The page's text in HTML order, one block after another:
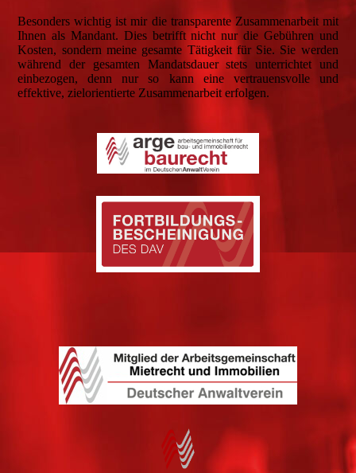
Besonders wichtig ist mir die transparente Zusammenarbeit mit
Ihnen als Mandant. Dies betrifft nicht nur die Gebühren und
Kosten, sondern meine gesamte Tätigkeit für Sie. Sie werden
während der gesamten Mandatsdauer stets unterrichtet und
einbezogen, denn nur so kann eine vertrauensvolle und
effektive, zielorientierte Zusammenarbeit erfolgen.